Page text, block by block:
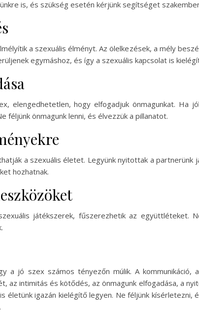
is, és szükség esetén kérjünk segítséget
a szexuális élményt. Az ölelkezések, a mély
egymáshoz, és így a szexuális kapcsolat is
elengedhetetlen, hogy elfogadjuk önmagunkat. Ha
féljünk önmagunk lenni, és élvezzük a pillanatot.
a szexuális életet. Legyünk nyitottak a
hozhatnak.
játékszerek, fűszerezhetik az együttléteket.
a jó szex számos tényezőn múlik. A
az intimitás és kötődés, az önmagunk elfogadása, a
életünk igazán kielégítő legyen. Ne féljünk